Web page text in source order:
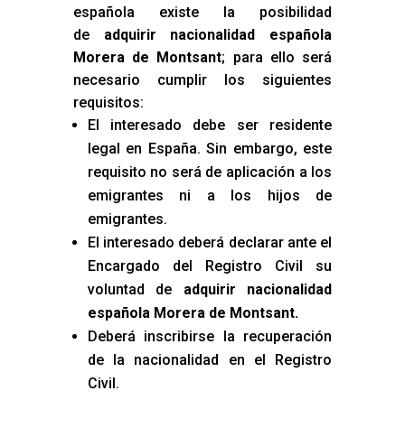
española existe la posibilidad
de adquirir nacionalidad española
Morera de Montsant; para ello será
necesario cumplir los siguientes
requisitos:
El interesado debe ser residente
legal en España. Sin embargo, este
requisito no será de aplicación a los
emigrantes ni a los hijos de
emigrantes.
El interesado deberá declarar ante el
Encargado del Registro Civil su
voluntad de adquirir nacionalidad
española Morera de Montsant.
Deberá inscribirse la recuperación
de la nacionalidad en el Registro
Civil.